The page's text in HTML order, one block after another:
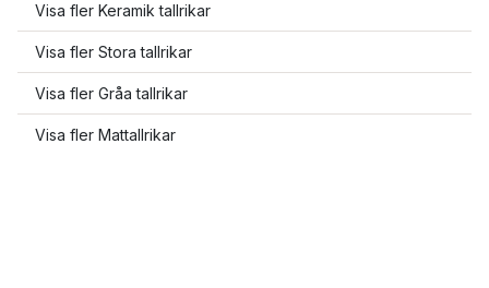
Visa fler Keramik tallrikar
Visa fler Stora tallrikar
Visa fler Gråa tallrikar
Visa fler Mattallrikar